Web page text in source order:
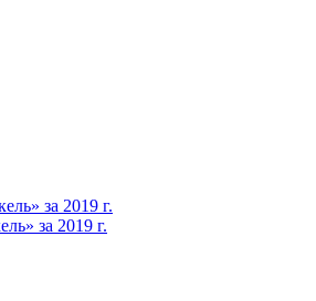
за 2019 г.
за 2019 г.